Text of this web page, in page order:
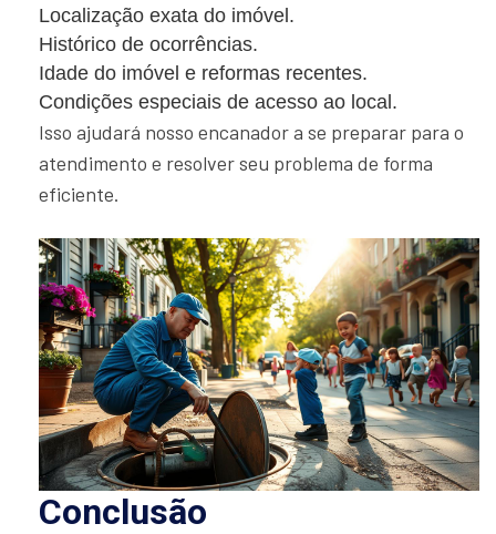
Localização exata do imóvel.
Histórico de ocorrências.
Idade do imóvel e reformas recentes.
Condições especiais de acesso ao local.
Isso ajudará nosso encanador a se preparar para o
atendimento e resolver seu problema de forma
eficiente.
Conclusão